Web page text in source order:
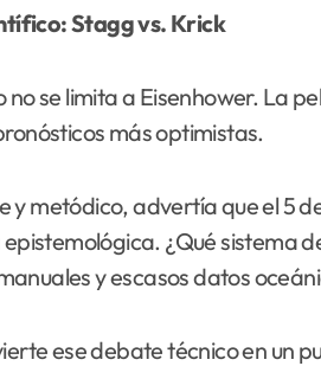
Stagg vs. Krick
no se limita a Eisenhower. La
más optimistas.
y metódico, advertía que el 5
¿Qué sistema
y escasos datos
ese debate técnico en un